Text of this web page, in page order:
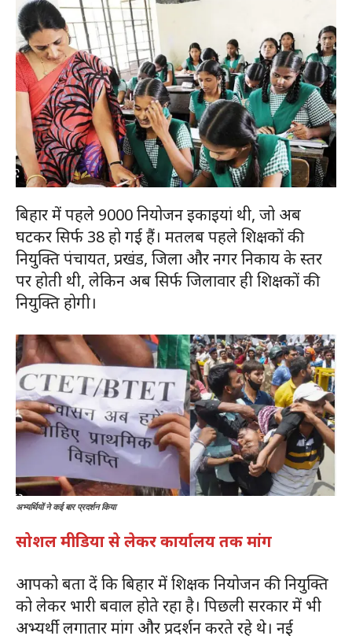
बिहार में पहले 9000 नियोजन इकाइयां थी, जो अब
घटकर सिर्फ 38 हो गई हैं। मतलब पहले शिक्षकों की
नियुक्ति पंचायत, प्रखंड, जिला और नगर निकाय के स्तर
पर होती थी, लेकिन अब सिर्फ जिलावार ही शिक्षकों की
नियुक्ति होगी।
अभ्यर्थियों ने कई बार प्रदर्शन किया
सोशल मीडिया से लेकर कार्यालय तक मांग
आपको बता दें कि बिहार में शिक्षक नियोजन की नियुक्ति
को लेकर भारी बवाल होते रहा है। पिछली सरकार में भी
अभ्यर्थी लगातार मांग और प्रदर्शन करते रहे थे। नई